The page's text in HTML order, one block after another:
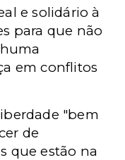
e solidário à
para que não
em conflitos
"bem
de
que estão na